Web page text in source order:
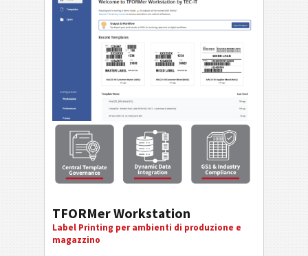
TFORMer Workstation
Label Printing per ambienti di produzione e
magazzino